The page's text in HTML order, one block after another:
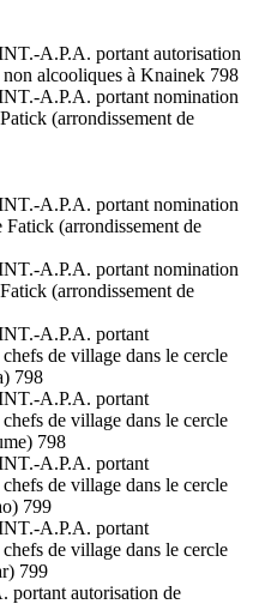
A.P.A. portant autorisation
alcooliques à Knainek 798
A.P.A. portant nomination
(arrondissement de
A.P.A. portant nomination
(arrondissement de
A.P.A. portant nomination
(arrondissement de
A.P.A. portant
de village dans le cercle
798
A.P.A. portant
de village dans le cercle
798
A.P.A. portant
de village dans le cercle
799
A.P.A. portant
de village dans le cercle
799
portant autorisation de